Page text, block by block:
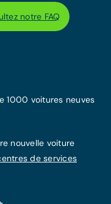
notre FAQ
1000 voitures neuves
nouvelle voiture
de services